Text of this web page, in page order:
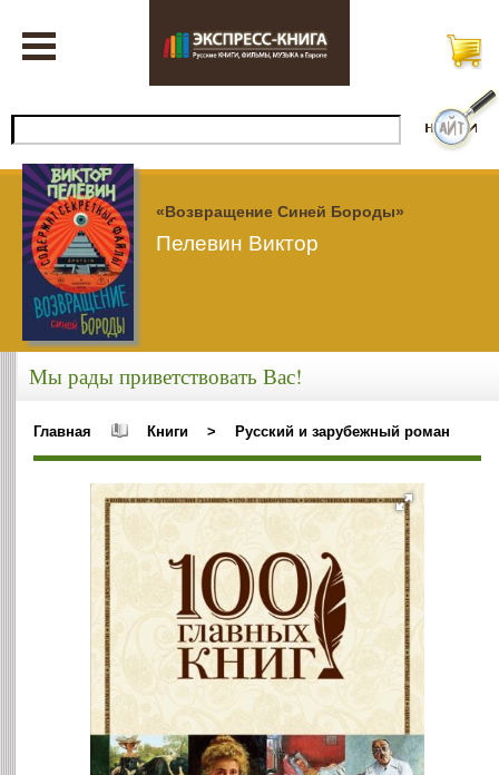
«Возвращение Синей Бороды»
Пелевин Виктор
Мы рады приветствовать Вас!
Главная Книги > Русский и зарубежный роман